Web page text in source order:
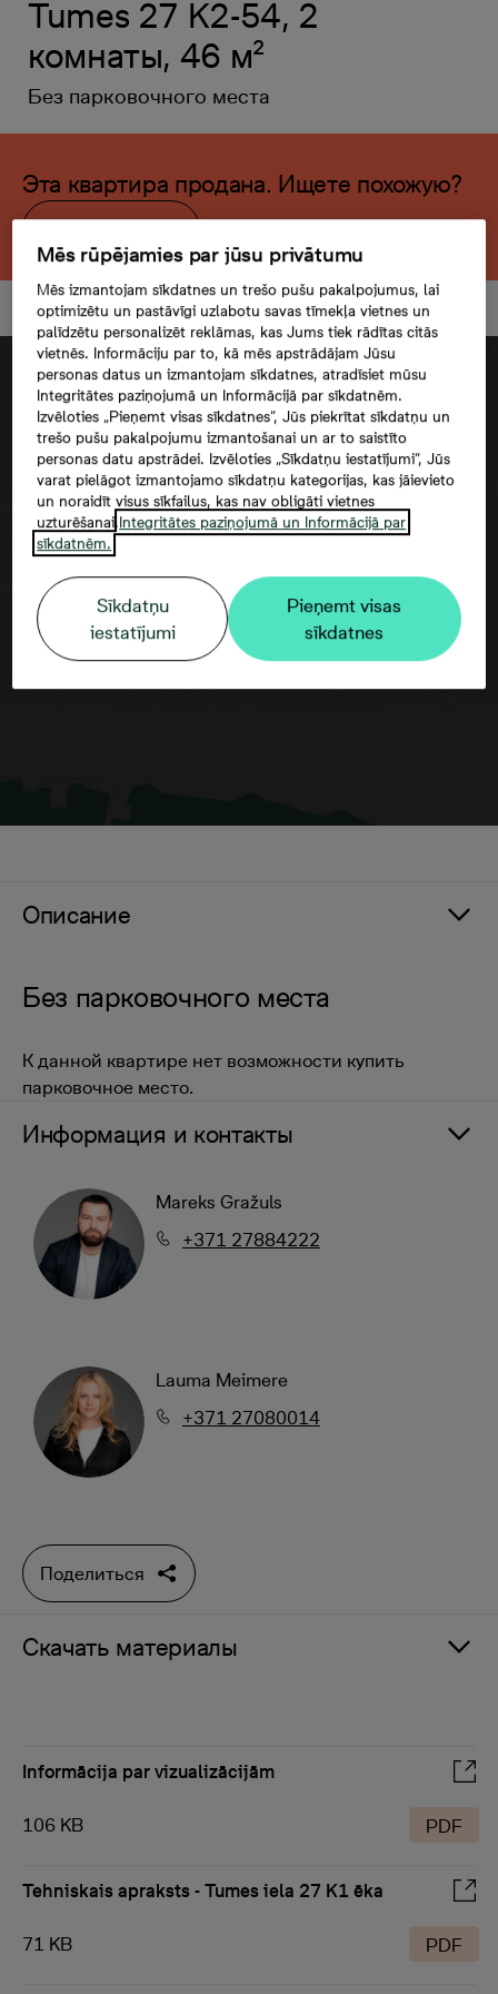
Tumes 27 K2-54, 2
комнаты, 46 м²
Без парковочного места
Эта квартира продана. Ищете похожую?
Согласие третьего лица
Описание
Без парковочного места
К данной квартире нет возможности купить
парковочное место.
Информация и контакты
Mareks Gražuls
+371 27884222
Lauma Meimere
+371 27080014
Поделиться
Скачать материалы
Informācija par vizualizācijām
106 KB PDF
Tehniskais apraksts - Tumes iela 27 K1 ēka
71 KB PDF
Mēs rūpējamies par jūsu privātumu
Mēs izmantojam sīkdatnes un trešo pušu pakalpojumus, lai
optimizētu un pastāvīgi uzlabotu savas tīmekļa vietnes un
palīdzētu personalizēt reklāmas, kas Jums tiek rādītas citās
vietnēs. Informāciju par to, kā mēs apstrādājam Jūsu
personas datus un izmantojam sīkdatnes, atradīsiet mūsu
Integritātes paziņojumā un Informācijā par sīkdatnēm.
Izvēloties „Pieņemt visas sīkdatnes”, Jūs piekrītat sīkdatņu un
trešo pušu pakalpojumu izmantošanai un ar to saistīto
personas datu apstrādei. Izvēloties „Sīkdatņu iestatījumi”, Jūs
varat pielāgot izmantojamo sīkdatņu kategorijas, kas jāievieto
un noraidīt visus sīkfailus, kas nav obligāti vietnes
uzturēšanai.Integritātes paziņojumā un Informācijā par
sīkdatnēm.
Sīkdatņu
iestatījumi
Pieņemt visas
sīkdatnes